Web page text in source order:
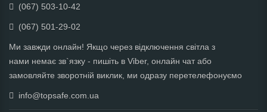
(067) 503-10-42
(067) 501-29-02
Ми завжди онлайн! Якщо через відключення світла з
нами немає зв`язку - пишіть в Viber, онлайн чат або
замовляйте зворотній виклик, ми одразу перетелефонуємо
info@topsafe.com.ua